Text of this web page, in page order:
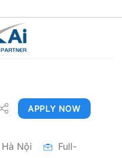
APPLY NOW
Hà Nội
Full-